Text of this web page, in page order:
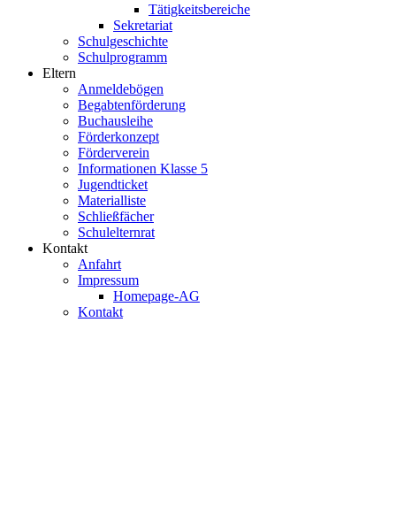
Tätigkeitsbereiche
Sekretariat
Schulgeschichte
Schulprogramm
Eltern
Anmeldebögen
Begabtenförderung
Buchausleihe
Förderkonzept
Förderverein
Informationen Klasse 5
Jugendticket
Materialliste
Schließfächer
Schulelternrat
Kontakt
Anfahrt
Impressum
Homepage-AG
Kontakt